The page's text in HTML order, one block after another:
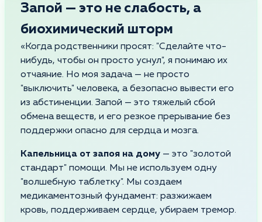
Запой — это не слабость, а
биохимический шторм
«Когда родственники просят: "Сделайте что-
нибудь, чтобы он просто уснул", я понимаю их
отчаяние. Но моя задача — не просто
"выключить" человека, а безопасно вывести его
из абстиненции. Запой — это тяжелый сбой
обмена веществ, и его резкое прерывание без
поддержки опасно для сердца и мозга.
Капельница от запоя на дому — это "золотой
стандарт" помощи. Мы не используем одну
"волшебную таблетку". Мы создаем
медикаментозный фундамент: разжижаем
кровь, поддерживаем сердце, убираем тремор.